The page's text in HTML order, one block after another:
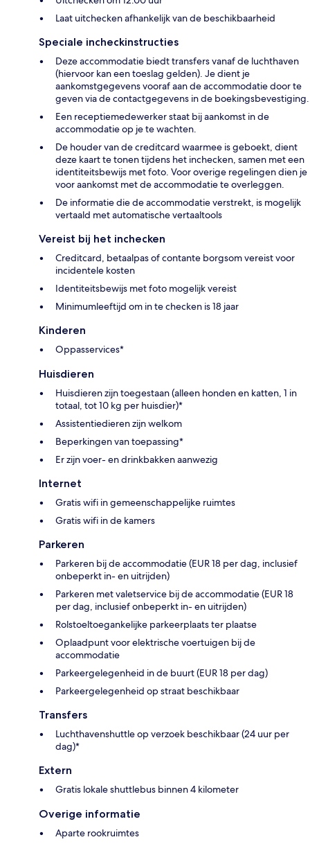
Laat uitchecken afhankelijk van de beschikbaarheid
Speciale incheckinstructies
Deze accommodatie biedt transfers vanaf de luchthaven
(hiervoor kan een toeslag gelden). Je dient je
aankomstgegevens vooraf aan de accommodatie door te
geven via de contactgegevens in de boekingsbevestiging.
Een receptiemedewerker staat bij aankomst in de
accommodatie op je te wachten.
De houder van de creditcard waarmee is geboekt, dient
deze kaart te tonen tijdens het inchecken, samen met een
identiteitsbewijs met foto. Voor overige regelingen dien je
voor aankomst met de accommodatie te overleggen.
De informatie die de accommodatie verstrekt, is mogelijk
vertaald met automatische vertaaltools
Vereist bij het inchecken
Creditcard, betaalpas of contante borgsom vereist voor
incidentele kosten
Identiteitsbewijs met foto mogelijk vereist
Minimumleeftijd om in te checken is 18 jaar
Kinderen
Oppasservices*
Huisdieren
Huisdieren zijn toegestaan (alleen honden en katten, 1 in
totaal, tot 10 kg per huisdier)*
Assistentiedieren zijn welkom
Beperkingen van toepassing*
Er zijn voer- en drinkbakken aanwezig
Internet
Gratis wifi in gemeenschappelijke ruimtes
Gratis wifi in de kamers
Parkeren
Parkeren bij de accommodatie (EUR 18 per dag, inclusief
onbeperkt in- en uitrijden)
Parkeren met valetservice bij de accommodatie (EUR 18
per dag, inclusief onbeperkt in- en uitrijden)
Rolstoeltoegankelijke parkeerplaats ter plaatse
Oplaadpunt voor elektrische voertuigen bij de
accommodatie
Parkeergelegenheid in de buurt (EUR 18 per dag)
Parkeergelegenheid op straat beschikbaar
Transfers
Luchthavenshuttle op verzoek beschikbaar (24 uur per
dag)*
Extern
Gratis lokale shuttlebus binnen 4 kilometer
Overige informatie
Aparte rookruimtes